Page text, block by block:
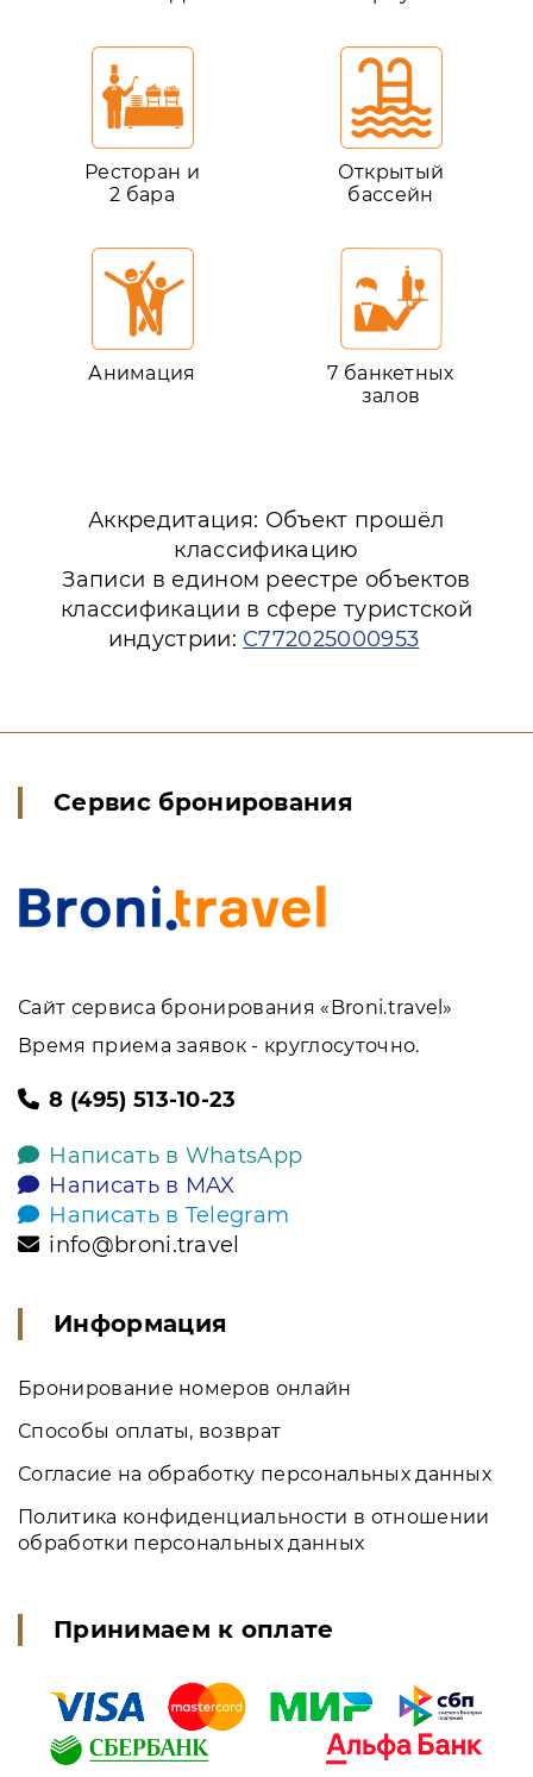
Ресторан и
2 бара
Открытый
бассейн
Анимация
7 банкетных
залов
Аккредитация: Объект прошёл
классификацию
Записи в едином реестре объектов
классификации в сфере туристской
индустрии: С772025000953
Сервис бронирования
Сайт сервиса бронирования «Broni.travel»
Время приема заявок - круглосуточно.
8 (495) 513-10-23
Написать в WhatsApp
Написать в MAX
Написать в Telegram
info@broni.travel
Информация
Бронирование номеров онлайн
Способы оплаты, возврат
Согласие на обработку персональных данных
Политика конфиденциальности в отношении
обработки персональных данных
Принимаем к оплате